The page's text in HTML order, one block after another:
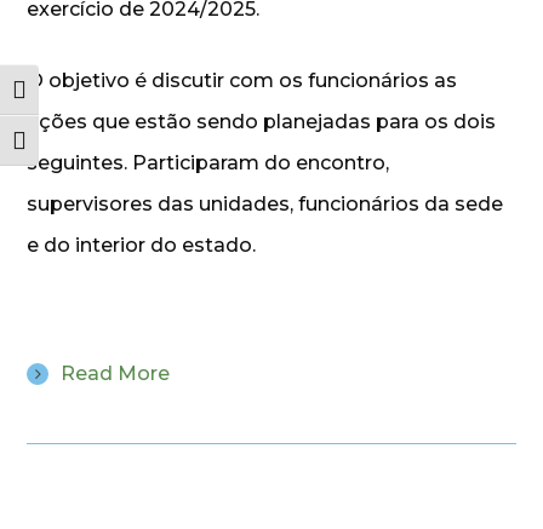
Alternar alto contraste
Alternar tamanho da fonte
exercício de 2024/2025.
O objetivo é discutir com os funcionários as
ações que estão sendo planejadas para os dois
seguintes. Participaram do encontro,
supervisores das unidades, funcionários da sede
e do interior do estado.
Read More